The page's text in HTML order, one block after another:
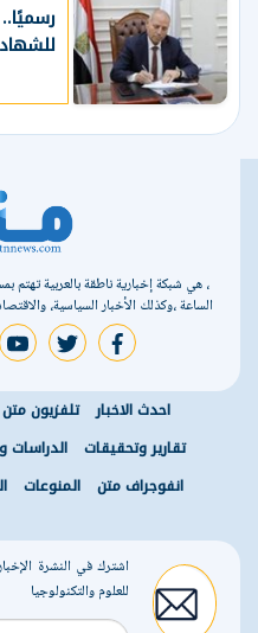
، هي شبكة إخبارية ناطقة بالعربية تهتم
الساعة ،وكذلك الأخبار السياسية،
facebook
twitter
احدث الاخبار تلفزيون متن
تقارير وتحقيقات
الدراسات
انفوجراف متن
المنوعات
اشترك في النشرة
للعلوم والتكنولوجيا